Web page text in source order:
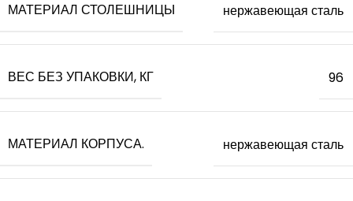
МАТЕРИАЛ СТОЛЕШНИЦЫ нержавеющая сталь
ВЕС БЕЗ УПАКОВКИ, КГ 96
МАТЕРИАЛ КОРПУСА. нержавеющая сталь